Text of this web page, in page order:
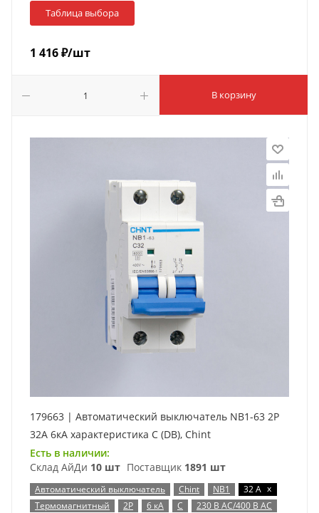
Таблица выбора
1 416₽/шт
В корзину
179663 | Автоматический выключатель NB1-63 2P
32А 6кА характеристика C (DB), Chint
Есть в наличии:
Склад АйДи 10 шт Поставщик 1891 шт
Автоматический выключатель Chint NB1 32 А x
Термомагнитный
2P 6 кА C 230 В AC/400 В AC